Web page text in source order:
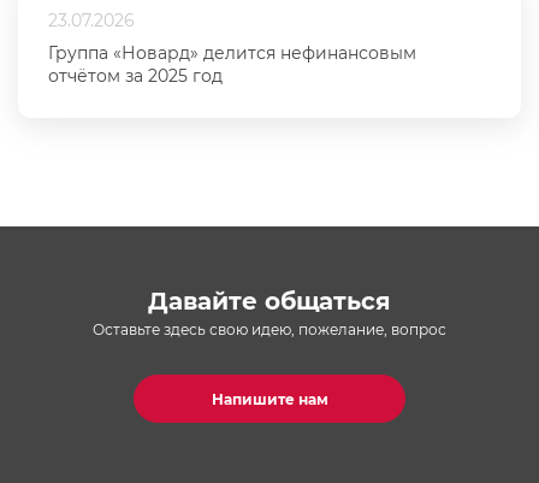
23.07.2026
Группа «Новард» делится нефинансовым
отчётом за 2025 год
Давайте общаться
Оставьте здесь свою идею, пожелание, вопрос
Напишите нам